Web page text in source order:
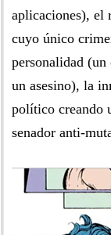
aplicaciones), el
cuyo único
personalidad
un asesino), la
político creando
senador anti-